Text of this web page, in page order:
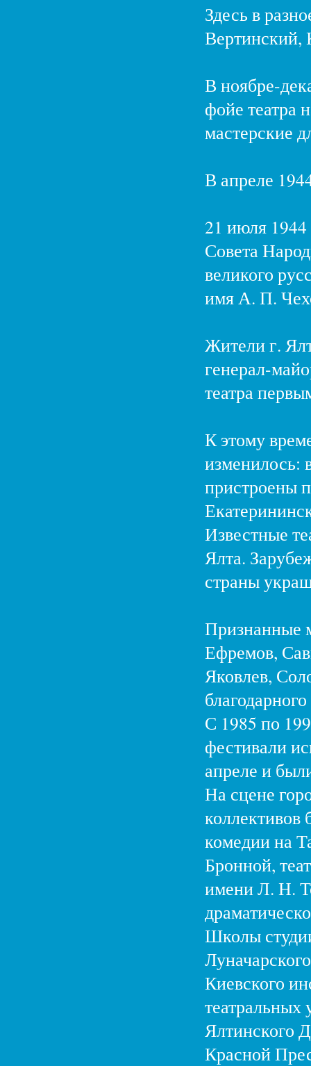
Здесь в
В ноябре-
фойе театра
мастерские
В апреле
21 июля 1944
Совета
великого
имя А. П.
Жители г.
генерал-
театра
К этому
изменилось:
пристроены
Известные
Ялта.
страны
Признанные
Ефремов,
Яковлев,
С 1985 по
фестивали
апреле и
На сцене
комедии на
Бронной,
имени Л. Н.
Школы
Киевского
театральных
Ялтинского
Красной